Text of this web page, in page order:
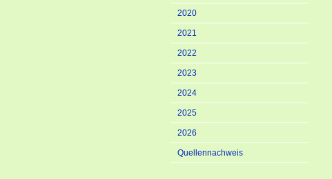
2020
2021
2022
2023
2024
2025
2026
Quellennachweis